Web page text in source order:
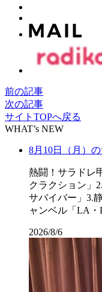
前の記事
次の記事
サイトTOPへ戻る
WHAT’s NEW
8月10日（月）
熱闘！サラドレ
クラクション」
サバイバー」3.
ャンベル「LA
2026/8/6